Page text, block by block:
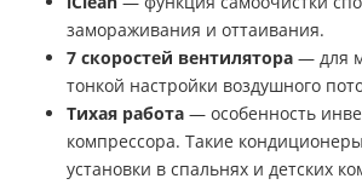
замораживания и оттаивания.
7 скоростей вентилятора — для
тонкой настройки воздушного
Тихая работа — особенность
компрессора. Такие
установки в спальнях и детских